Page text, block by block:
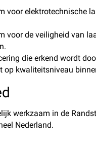
voor elektrotechnische
voor de veiligheid van
die erkend wordt
op kwaliteitsniveau
werkzaam in de
Nederland.